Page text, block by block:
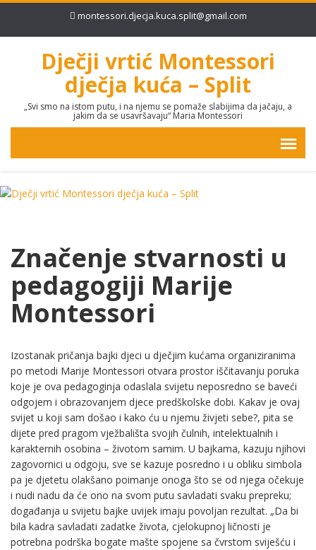
montessori.djecja.kuca.split@gmail.com
Dječji vrtić Montessori
dječja kuća – Split
„Svi smo na istom putu, i na njemu se pomaže slabijima da jačaju, a
jakim da se usavršavaju“ Maria Montessori
Značenje stvarnosti u
pedagogiji Marije
Montessori
Izostanak pričanja bajki djeci u dječjim kućama organiziranima
po metodi Marije Montessori otvara prostor iščitavanju poruka
koje je ova pedagoginja odaslala svijetu neposredno se baveći
odgojem i obrazovanjem djece predškolske dobi. Kakav je ovaj
svijet u koji sam došao i kako ću u njemu živjeti sebe?, pita se
dijete pred pragom vježbališta svojih čulnih, intelektualnih i
karakternih osobina – životom samim. U bajkama, kazuju njihovi
zagovornici u odgoju, sve se kazuje posredno i u obliku simbola
pa je djetetu olakšano poimanje onoga što se od njega očekuje
i nudi nadu da će ono na svom putu savladati svaku prepreku;
događanja u svijetu bajke uvijek imaju povoljan rezultat. „Da bi
bila kadra savladati zadatke života, cjelokupnoj ličnosti je
potrebna podrška bogate mašte spojene sa čvrstom sviješću i